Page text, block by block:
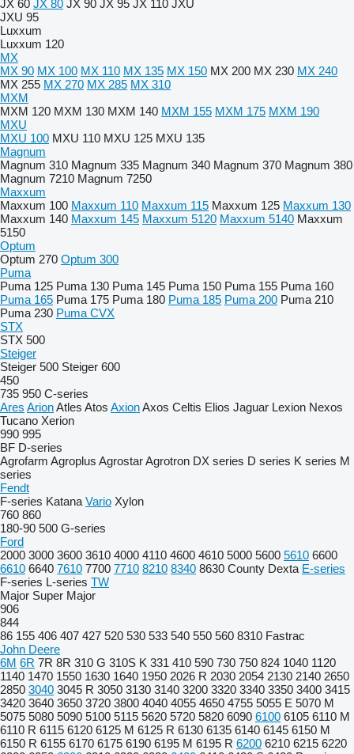
JX 60 JX 80 JX 90 JX 95 JX 110 JXU
JXU 95
Luxxum
Luxxum 120
MX
MX 90 MX 100 MX 110 MX 135 MX 150 MX 200 MX 230 MX 240
MX 255 MX 270 MX 285 MX 310
MXM
MXM 120 MXM 130 MXM 140 MXM 155 MXM 175 MXM 190
MXU
MXU 100 MXU 110 MXU 125 MXU 135
Magnum
Magnum 310 Magnum 335 Magnum 340 Magnum 370 Magnum 380
Magnum 7210 Magnum 7250
Maxxum
Maxxum 100 Maxxum 110 Maxxum 115 Maxxum 125 Maxxum 130
Maxxum 140 Maxxum 145 Maxxum 5120 Maxxum 5140 Maxxum
5150
Optum
Optum 270 Optum 300
Puma
Puma 125 Puma 130 Puma 145 Puma 150 Puma 155 Puma 160
Puma 165 Puma 175 Puma 180 Puma 185 Puma 200 Puma 210
Puma 230 Puma CVX
STX
STX 500
Steiger
Steiger 500 Steiger 600
450
735 950 C-series
Ares ArionAtles Atos AxionAxos Celtis Elios Jaguar Lexion Nexos
Tucano Xerion
990 995
BF D-series
Agrofarm Agroplus AgrostarAgrotron DX series D series K series M
series
Fendt
F-series Katana Vario Xylon
760 860
180-90 500 G-series
Ford
2000 3000 3600 3610 4000 4110 4600 4610 5000 5600 5610 6600
6610 6640 7610 7700 7710 8210 8340 8630 County Dexta E-series
F-series L-series TW
Major Super Major
906
844
86 155 406 407 427 520 530 533 540 550 560 8310 Fastrac
John Deere
6M 6R 7R 8R 310 G 310S K 331 410 590 730 750 824 1040 1120
1140 1470 1550 1630 1640 1950 2026 R 2030 2054 2130 2140 2650
2850 3040 3045 R 3050 3130 3140 3200 3320 3340 3350 3400 3415
3420 3640 3650 3720 3800 4040 4055 4650 4755 5055 E 5070 M
5075 5080 5090 5100 5115 5620 5720 5820 6090 6100 6105 6110 M
6110 R 6115 6120 6125 M 6125 R 6130 6135 6140 6145 6150 M
6150 R 6155 6170 6175 6190 6195 M 6195 R 6200 6210 6215 6220